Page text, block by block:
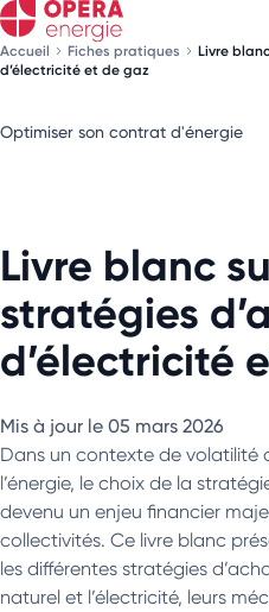
Accueil Fiches pratiques
Livre
d’électricité et de gaz
Optimiser son contrat d'énergie
Livre blanc
stratégies
d’électricité
Mis à jour le 05 mars 2026
Dans un contexte de volatilité
l’énergie, le choix de la
devenu un enjeu financier
collectivités. Ce livre blanc
les différentes stratégies
naturel et l’électricité, leurs
Découvrez nos